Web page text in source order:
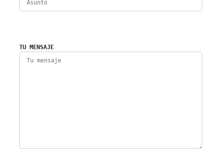
TU MENSAJE